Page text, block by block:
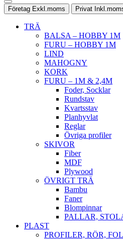
Företag Exkl.moms Privat
TRÄ
BALSA – HOBBY 1M
FURU – HOBBY 1M
LIND
MAHOGNY
KORK
FURU – 1M & 2,4M
Foder, Socklar
Rundstav
Kvartsstav
Planhyvlat
Reglar
Övriga profiler
SKIVOR
Fiber
MDF
Plywood
ÖVRIGT TRÄ
Bambu
Faner
Blompinnar
PALLAR,
PLAST
PROFILER, RÖR,